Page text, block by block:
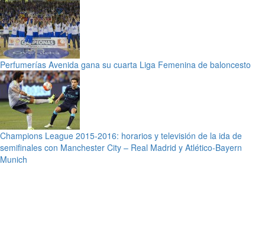
Perfumerías Avenida gana su cuarta Liga Femenina de baloncesto
Champions League 2015-2016: horarios y televisión de la ida de
semifinales con Manchester City – Real Madrid y Atlético-Bayern
Munich